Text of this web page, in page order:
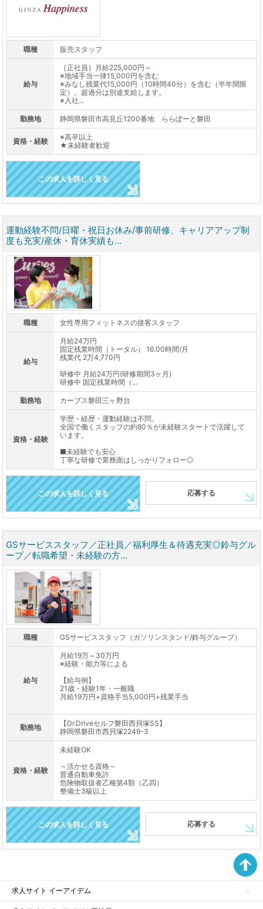
職種 販売スタッフ
給与
［正社員］月給225,000円～
※地域手当一律15,000円を含む
※みなし残業代15,000円（10時間40分）を含む（半年間限
定）。超過分は別途支給します。
※入社...
勤務地 静岡県磐田市高見丘1200番地 ららぽーと磐田
資格・経験
※高卒以上
★未経験者歓迎
この求人を詳しく見る
運動経験不問/日曜・祝日お休み/事前研修、キャリアアップ制
度も充実/産休・育休実績も...
職種 女性専用フィットネスの接客スタッフ
給与
月給24万円
固定残業時間（トータル） 16.00時間/月
残業代 2万4,770円
研修中 月給24万円(研修期間3ヶ月)
研修中 固定残業時間（...
勤務地 カーブス磐田三ヶ野台
資格・経験
学歴・経歴・運動経験は不問。
全国で働くスタッフの約80％が未経験スタートで活躍して
います。
■未経験でも安心
丁寧な研修で業務面はしっかりフォロー◎
この求人を詳しく見る 応募する
GSサービススタッフ／正社員／福利厚生＆待遇充実◎鈴与グル
ープ／転職希望・未経験の方...
職種 GSサービススタッフ（ガソリンスタンド/鈴与グループ）
給与
月給19万～30万円
※経験・能力等による
【給与例】
21歳・経験1年・一般職
月給19万円+資格手当5,000円+残業手当
勤務地
【Dr.Driveセルフ磐田西貝塚SS】
静岡県磐田市西貝塚2249-3
資格・経験
未経験OK
～活かせる資格～
普通自動車免許
危険物取扱者乙種第4類（乙四）
整備士3級以上
この求人を詳しく見る 応募する
求人サイト イーアイデム